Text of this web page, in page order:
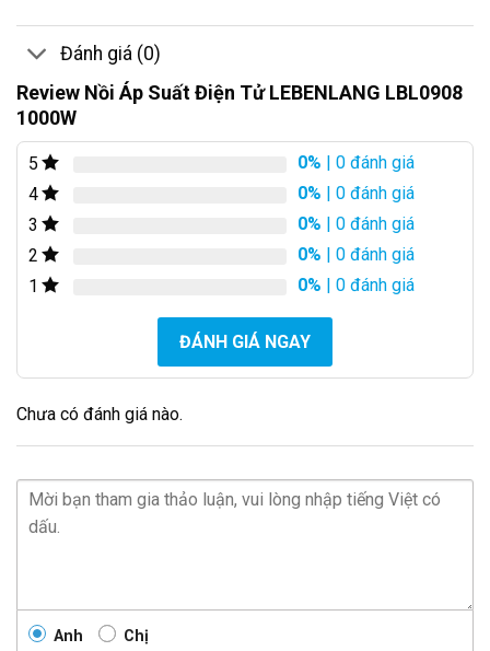
Đánh giá (0)
Review Nồi Áp Suất Điện Tử LEBENLANG LBL0908
1000W
5 0% | 0 đánh giá
4
0% | 0 đánh giá
3
0% | 0 đánh giá
2
0% | 0 đánh giá
1
0% | 0 đánh giá
ĐÁNH GIÁ NGAY
Chưa có đánh giá nào.
Anh Chị